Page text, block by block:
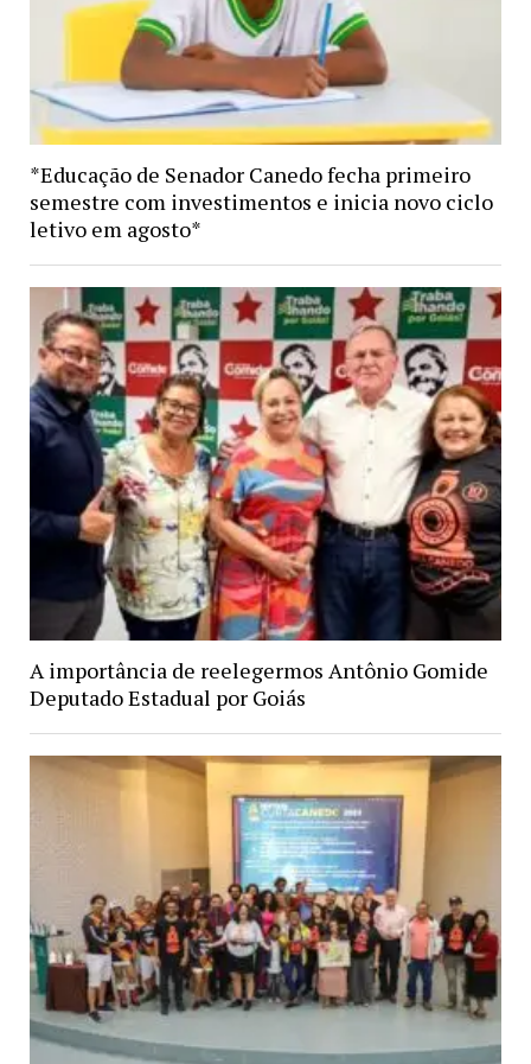
*Educação de Senador Canedo fecha primeiro
semestre com investimentos e inicia novo ciclo
letivo em agosto*
A importância de reelegermos Antônio Gomide
Deputado Estadual por Goiás